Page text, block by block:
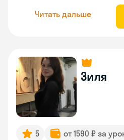
Читать дальше
Зиля
5 от 1590 ₽ за